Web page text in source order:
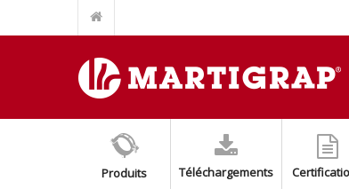
SUPPORT BASE FIXTRUT INOX AISI304/A2
SUPPORT AUXILIARE POUR MONTAGE SPLIT (EASY
BASE AVEC ÉCROU M8+M10 INOX AISI 316
AMORTISSEURS DE SOL AVEC RESSORT
COLLIER BLANC POUR LES TUYAUX DE FUMMÉE
KIT DE SUPPORT DE CONDENSEUR AJUSTABLE
Produits Téléchargements